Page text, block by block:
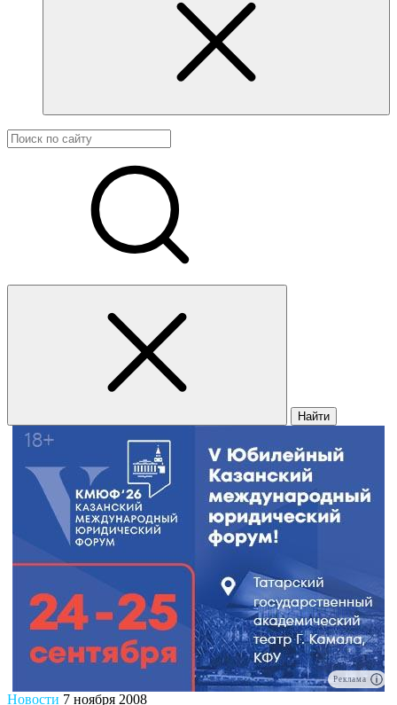
Найти
Реклама
Новости 7 ноября 2008